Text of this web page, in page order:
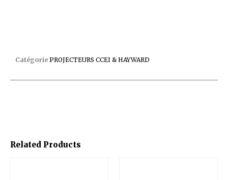
Related Products
Catégorie PROJECTEURS CCEI & HAYWARD